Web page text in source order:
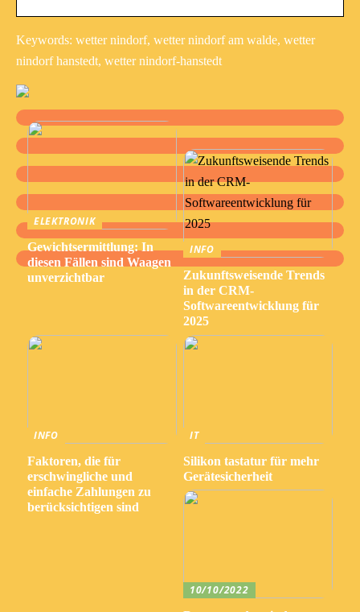
Keywords: wetter nindorf, wetter nindorf am walde, wetter
nindorf hanstedt, wetter nindorf-hanstedt
ELEKTRONIK
Gewichtsermittlung: In
diesen Fällen sind Waagen
unverzichtbar
INFO
Zukunftsweisende Trends
in der CRM-
Softwareentwicklung für
2025
INFO
Faktoren, die für
erschwingliche und
einfache Zahlungen zu
berücksichtigen sind
IT
Silikon tastatur für mehr
Gerätesicherheit
10/10/2022